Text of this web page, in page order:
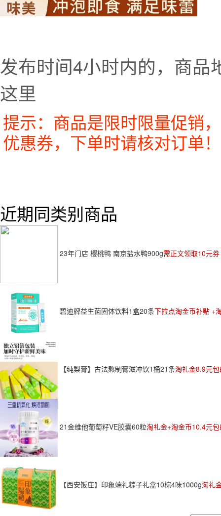
发布时间4小时内的，商品
这里
提示：商品是限时限量促销
优惠券，下单时请核对订单！
近期同类别商品
23年门店 樱桃鸭 南京盐水鸭900g需正文领取10元
碧迪牌益生菌固体饮料1盒20条下拉点淘金币补贴 +
【纯梨膏】古法熬制膏滋冲饮1桶21条淘礼金8.9元
21金维他葡萄籽VE胶囊60粒淘礼金+淘金币10.4元
【西安饭庄】印象端礼粽子礼盒10棕4味1000g淘礼